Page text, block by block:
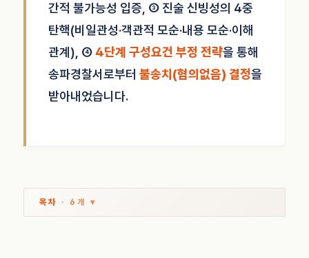
간적 불가능성 입증, ③ 진술 신빙성의 4중
탄핵(비일관성·객관적 모순·내용 모순·이해
관계), ④ 4단계 구성요건 부정 전략을 통해
송파경찰서로부터 불송치(혐의없음) 결정을
받아내었습니다.
목차 · 6개 ▾